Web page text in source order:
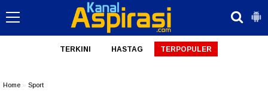
TERKINI HASTAG TERPOPULER
Home Sport